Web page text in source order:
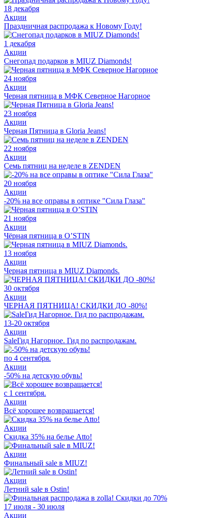
18 декабря
Акции
Праздничная распродажа к Новому Году!
1 декабря
Акции
Снегопад подарков в MIUZ Diamonds!
24 ноября
Акции
Черная пятница в МФК Северное Нагорное
23 ноября
Акции
Черная Пятница в Gloria Jeans!
22 ноября
Акции
Семь пятниц на неделе в ZENDEN
20 ноября
Акции
-20% на все оправы в оптике "Сила Глаза"
21 ноября
Акции
Чёрная пятница в O’STIN
13 ноября
Акции
Черная пятница в MIUZ Diamonds.
30 октября
Акции
ЧЕРНАЯ ПЯТНИЦА! СКИДКИ ДО -80%!
13-20 октября
Акции
SaleГид Нагорное. Гид по распродажам.
по 4 сентября.
Акции
-50% на детскую обувь!
с 1 сентября.
Акции
Всё хорошее возвращается!
Акции
Скидка 35% на белье Atto!
Акции
Финальный sale в MIUZ!
Акции
Летний sale в Ostin!
17 июля - 30 июля
Акции